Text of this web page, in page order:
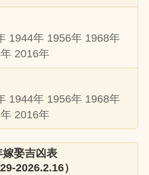
1944年 1956年 1968年
2016年
1944年 1956年 1968年
2016年
嫁娶吉凶表
2026.2.16）